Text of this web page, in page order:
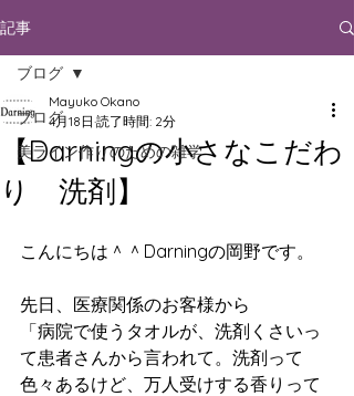
記事
ブログ
美ライン作りのための雑学
ブログ
【Darningの小さなこだわ
り 洗剤】
Mayuko Okano
4月18日 読了時間: 2分
こんにちは＾＾Darningの岡野です。
先日、医療関係のお客様から
「病院で使うタオルが、洗剤くさいっ
て患者さんから言われて。洗剤って
色々あるけど、万人受けする香りって